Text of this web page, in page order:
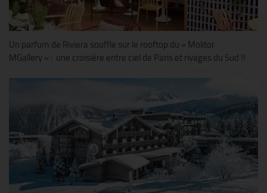
Un parfum de Riviera souffle sur le rooftop du « Molitor
MGallery » : une croisière entre ciel de Paris et rivages du Sud !!